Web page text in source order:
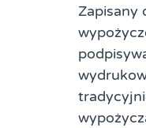
Zapisany